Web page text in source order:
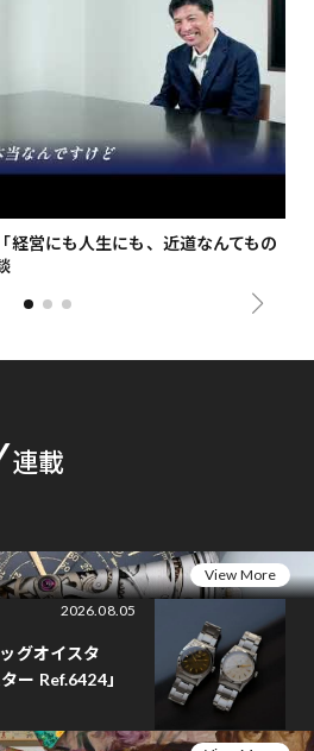
経営にも人生にも、近道なんてもの
連載
View More
2026.08.05
グオイスタ
ー Ref.6424」